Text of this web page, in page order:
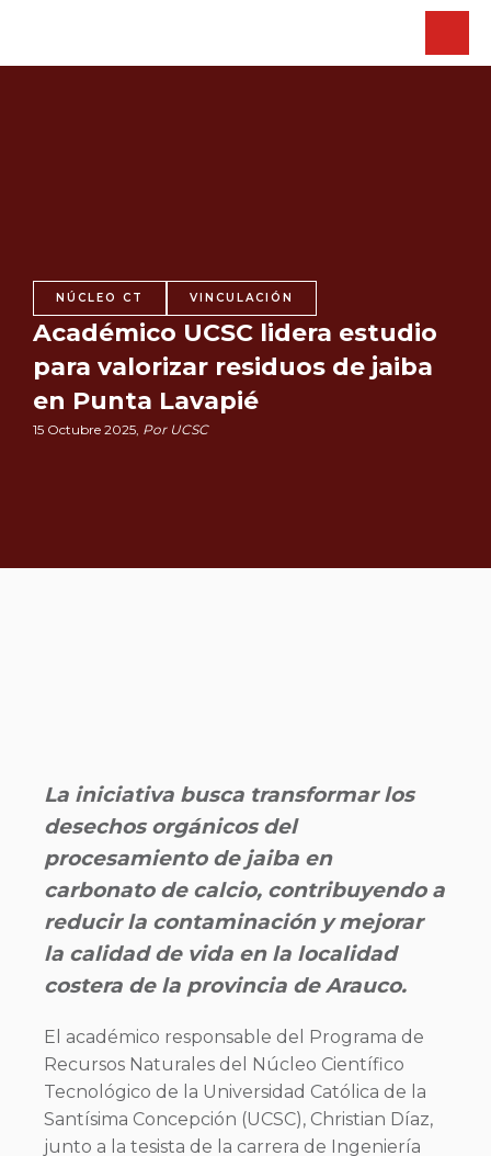
NÚCLEO CT VINCULACIÓN
Académico UCSC lidera estudio
para valorizar residuos de jaiba
en Punta Lavapié
15 Octubre 2025, Por UCSC
La iniciativa busca transformar los
desechos orgánicos del
procesamiento de jaiba en
carbonato de calcio, contribuyendo a
reducir la contaminación y mejorar
la calidad de vida en la localidad
costera de la provincia de Arauco.
El académico responsable del Programa de
Recursos Naturales del Núcleo Científico
Tecnológico de la Universidad Católica de la
Santísima Concepción (UCSC), Christian Díaz,
junto a la tesista de la carrera de Ingeniería